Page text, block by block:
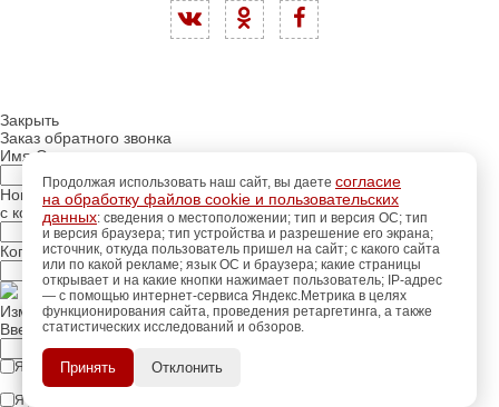
Продолжая использовать наш сайт, вы даете согласие
на обработку файлов cookie и пользовательских
данных: сведения о местоположении; тип и версия ОС; тип
и версия браузера; тип устройства и разрешение его экрана;
источник, откуда пользователь пришел на сайт; с какого сайта
или по какой рекламе; язык ОС и браузера; какие страницы
открывает и на какие кнопки нажимает пользователь; IP-адрес
— с помощью интернет-сервиса Яндекс.Метрика в целях
функционирования сайта, проведения ретаргетинга, а также
статистических исследований и обзоров.
Принять Отклонить
Закрыть
Заказ обратного звонка
Имя Отчество:
Номер телефона:
с кодом города
Когда позвонить?
Изменить число
Введите текст с картинки:
Я принимаю условия политики конфиденциальности
Я даю согласие на
Пройдитерегистрацию для
использования
дополнительных возможностей